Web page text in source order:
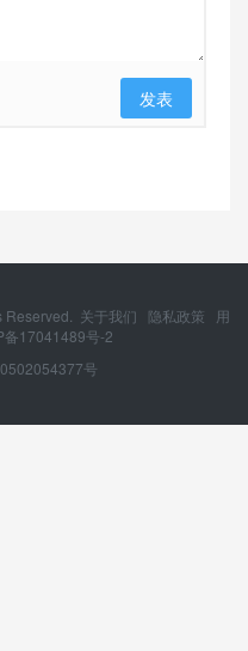
发表
Reserved. 关于我们 隐私政策
用
备17041489号-2
号